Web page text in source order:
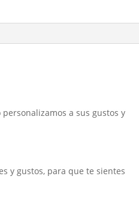
a sus gustos y
y gustos, para que te sientes